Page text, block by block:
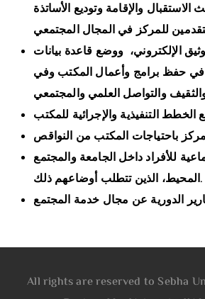
والإقامة وتوديع الأساتذة
الإلكتروني، ووضع قاعدة بيانات
في حفظ برامج وأعمال المكتب وفي
للأفراد داخل الجامعة والمجتمع
المحيط، الذين تتطلب أوضاعهم ذلك.
All rights are reserved to Sebha